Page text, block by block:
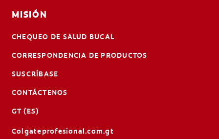
MISIÓN
CHEQUEO DE SALUD BUCAL
CORRESPONDENCIA DE PRODUCTOS
SUSCRÍBASE
CONTÁCTENOS
GT (ES)
Colgateprofesional.com.gt